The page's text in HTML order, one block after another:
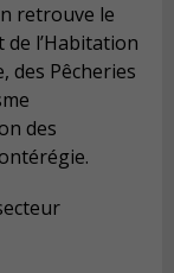
retrouve le
l’Habitation
des Pêcheries
des